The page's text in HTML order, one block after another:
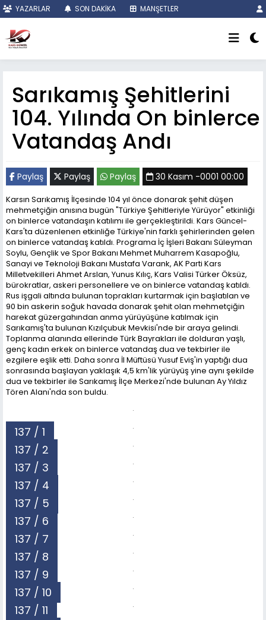
YAZARLAR SON DAKİKA MANŞETLER
Sarıkamış Şehitlerini
104. Yılında On binlerce
Vatandaş Andı
Paylaş Paylaş Paylaş 30 Kasım -0001 00:00
Karsın Sarıkamış İlçesinde 104 yıl önce donarak şehit düşen
mehmetçiğin anısına bugün "Türkiye Şehitleriyle Yürüyor" etkinliği
on binlerce vatandaşın katılımı ile gerçekleştirildi. Kars Güncel-
Kars'ta düzenlenen etkinliğe Türkiye'nin farklı şehirlerinden gelen
on binlerce vatandaş katıldı. Programa İç İşleri Bakanı Süleyman
Soylu, Gençlik ve Spor Bakanı Mehmet Muharrem Kasapoğlu,
Sanayi ve Teknoloji Bakanı Mustafa Varank, AK Parti Kars
Milletvekilleri Ahmet Arslan, Yunus Kılıç, Kars Valisi Türker Öksüz,
bürokratlar, askeri personellere ve on binlerce vatandaş katıldı.
Rus işgali altında bulunan toprakları kurtarmak için başlatılan ve
90 bin askerin soğuk havada donarak şehit olan mehmetçiğin
harekat güzergahından anma yürüyüşüne katılmak için
Sarıkamış'ta bulunan Kızılçubuk Mevkisi'nde bir araya gelindi.
Toplanma alanında ellerinde Türk Bayrakları ile dolduran yaşlı,
genç kadın erkek on binlerce vatandaş dua ve tekbirler ile
ezgilere eşlik etti. Daha sonra İl Müftüsü Yusuf Eviş'in yaptığı dua
sonrasında başlayan yaklaşık 4,5 km'lik yürüyüş yine aynı şekilde
dua ve tekbirler ile Sarıkamış İlçe Merkezi'nde bulunan Ay Yıldız
Tören Alanı'nda son buldu.
137 / 1
137 / 2
137 / 3
137 / 4
137 / 5
137 / 6
137 / 7
137 / 8
137 / 9
137 / 10
137 / 11